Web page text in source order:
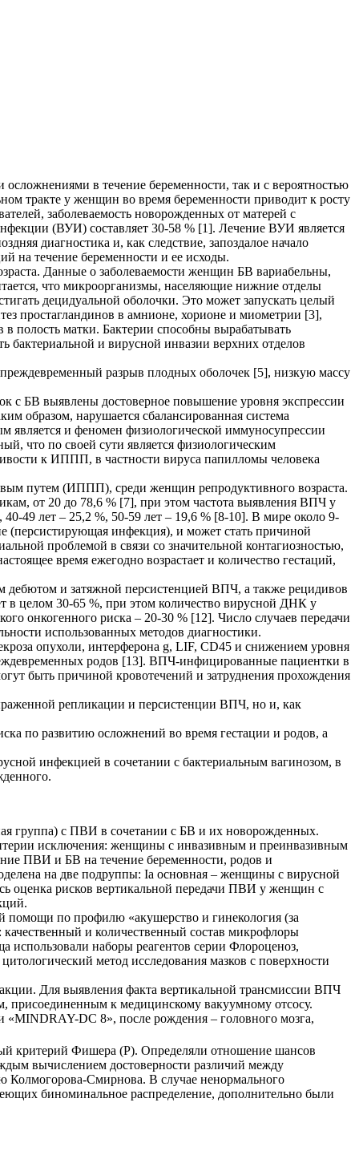
в течение беременности, так и с вероятностью
тракте у женщин во время беременности приводит к росту
заболеваемость новорожденных от матерей с
(ВУИ) составляет 30-58 % [1]. Лечение ВУИ является
диагностика и, как следствие, запоздалое начало
на течение беременности и ее исходы.
Данные о заболеваемости женщин БВ вариабельны,
что микроорганизмы, населяющие нижние отделы
децидуальной оболочки. Это может запускать целый
простагландинов в амнионе, хорионе и миометрии [3],
полость матки. Бактерии способны вырабатывать
бактериальной и вирусной инвазии верхних отделов
разрыв плодных оболочек [5], низкую массу
с БВ выявлены достоверное повышение уровня экспрессии
нарушается сбалансированная система
и феномен физиологической иммуносупрессии
что по своей сути является физиологическим
к ИППП, в частности вируса папилломы человека
путем (ИППП), среди женщин репродуктивного возраста.
от 20 до 78,6 % [7], при этом частота выявления ВПЧ у
40-49 лет – 25,2 %, 50-59 лет – 19,6 % [8-10]. В мире около 9-
(персистирующая инфекция), и может стать причиной
проблемой в связи со значительной контагиозностью,
время ежегодно возрастает и количество гестаций,
дебютом и затяжной персистенцией ВПЧ, а также рецидивов
в целом 30-65 %, при этом количество вирусной ДНК у
онкогенного риска – 20-30 % [12]. Число случаев передачи
использованных методов диагностики.
опухоли, интерферона g, LIF, СD45 и снижением уровня
родов [13]. ВПЧ-инфицированные пациентки в
быть причиной кровотечений и затруднения прохождения
репликации и персистенции ВПЧ, но и, как
по развитию осложнений во время гестации и родов, а
инфекцией в сочетании с бактериальным вагинозом, в
группа) с ПВИ в сочетании с БВ и их новорожденных.
исключения: женщины с инвазивным и преинвазивным
ПВИ и БВ на течение беременности, родов и
на две подруппы: Ia основная – женщины с вирусной
оценка рисков вертикальной передачи ПВИ у женщин с
помощи по профилю «акушерство и гинекология (за
и количественный состав микрофлоры
использовали наборы реагентов серии Флороценоз,
цитологический метод исследования мазков с поверхности
. Для выявления факта вертикальной трансмиссии ВПЧ
присоединенным к медицинскому вакуумному отсосу.
«MINDRAY-DC 8», после рождения – головного мозга,
критерий Фишера (Р). Определяли отношение шансов
вычислением достоверности различий между
Колмогорова-Смирнова. В случае ненормального
биноминальное распределение, дополнительно были